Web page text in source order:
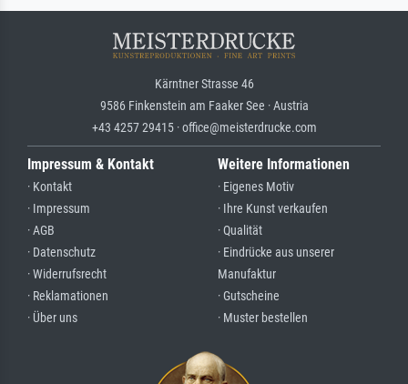
Kärntner Strasse 46
9586 Finkenstein am Faaker See · Austria
+43 4257 29415 · office@meisterdrucke.com
Impressum & Kontakt
· Kontakt
· Impressum
· AGB
· Datenschutz
· Widerrufsrecht
· Reklamationen
· Über uns
Weitere Informationen
· Eigenes Motiv
· Ihre Kunst verkaufen
· Qualität
· Eindrücke aus unserer
Manufaktur
· Gutscheine
· Muster bestellen